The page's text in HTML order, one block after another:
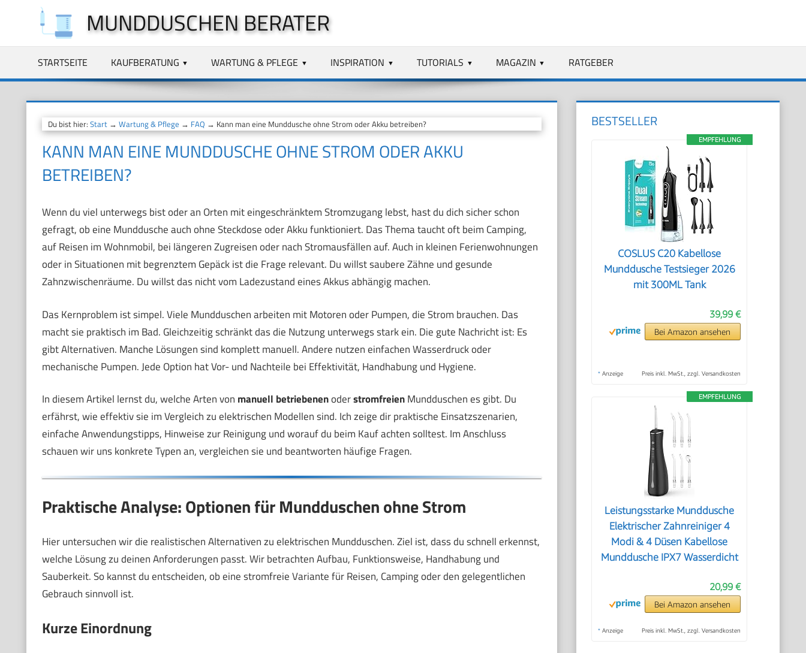
springen
MUNDDUSCHEN BERATER
STARTSEITE KAUFBERATUNG WARTUNG & PFLEGE INSPIRATION TUTORIALS MAGAZIN RATGEBER
Du bist hier: Start→ Wartung & Pflege → FAQ → Kann man eine Munddusche ohne Strom oder Akku betreiben?
KANN MAN EINE MUNDDUSCHE OHNE STROM ODER AKKU
BETREIBEN?
Wenn du viel unterwegs bist oder an Orten mit eingeschränktem Stromzugang lebst, hast du dich sicher schon
gefragt, ob eine Munddusche auch ohne Steckdose oder Akku funktioniert. Das Thema taucht oft beim Camping,
auf Reisen im Wohnmobil, bei längeren Zugreisen oder nach Stromausfällen auf. Auch in kleinen Ferienwohnungen
oder in Situationen mit begrenztem Gepäck ist die Frage relevant. Du willst saubere Zähne und gesunde
Zahnzwischenräume. Du willst das nicht vom Ladezustand eines Akkus abhängig machen.
Das Kernproblem ist simpel. Viele Mundduschen arbeiten mit Motoren oder Pumpen, die Strom brauchen. Das
macht sie praktisch im Bad. Gleichzeitig schränkt das die Nutzung unterwegs stark ein. Die gute Nachricht ist: Es
gibt Alternativen. Manche Lösungen sind komplett manuell. Andere nutzen einfachen Wasserdruck oder
mechanische Pumpen. Jede Option hat Vor- und Nachteile bei Effektivität, Handhabung und Hygiene.
In diesem Artikel lernst du, welche Arten von manuell betriebenenoderstromfreienMundduschen es gibt. Du
erfährst, wie effektiv sie im Vergleich zu elektrischen Modellen sind. Ich zeige dir praktische Einsatzszenarien,
einfache Anwendungstipps, Hinweise zur Reinigung und worauf du beim Kauf achten solltest. Im Anschluss
schauen wir uns konkrete Typen an, vergleichen sie und beantworten häufige Fragen.
Praktische Analyse: Optionen für Mundduschen ohne Strom
Hier untersuchen wir die realistischen Alternativen zu elektrischen Mundduschen. Ziel ist, dass du schnell erkennst,
welche Lösung zu deinen Anforderungen passt. Wir betrachten Aufbau, Funktionsweise, Handhabung und
Sauberkeit. So kannst du entscheiden, ob eine stromfreie Variante für Reisen, Camping oder den gelegentlichen
Gebrauch sinnvoll ist.
Kurze Einordnung
BESTSELLER
EMPFEHLUNG
COSLUS C20 Kabellose
Munddusche Testsieger 2026
mit 300ML Tank
39,99 €
Bei Amazon ansehen
* Anzeige Preis inkl. MwSt., zzgl. Versandkosten
EMPFEHLUNG
Leistungsstarke Munddusche
Elektrischer Zahnreiniger 4
Modi & 4 Düsen Kabellose
Munddusche IPX7 Wasserdicht
20,99 €
Bei Amazon ansehen
* Anzeige Preis inkl. MwSt., zzgl. Versandkosten